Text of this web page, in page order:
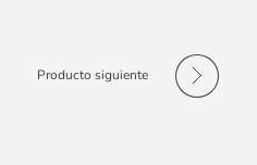
Producto siguiente